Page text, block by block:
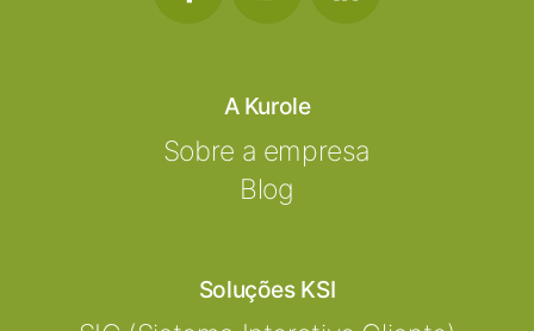
A Kurole
Sobre a empresa
Blog
Soluções KSI